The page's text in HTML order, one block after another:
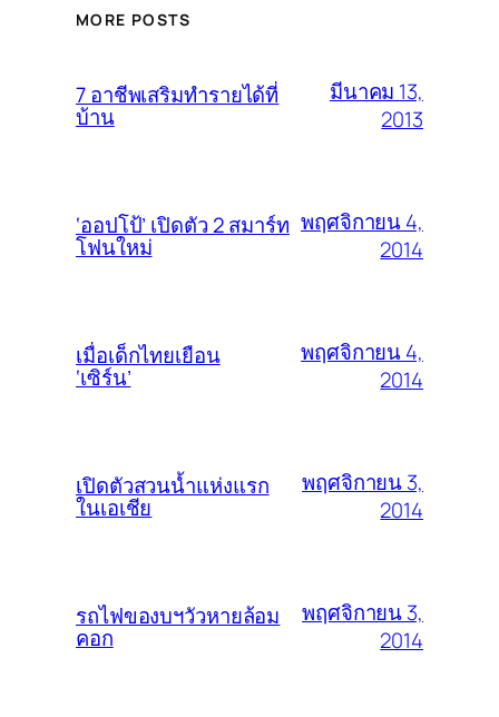
MORE POSTS
7 อาชีพเสริมทำรายได้ที่
บ้าน
มีนาคม 13,
2013
‘ออปโป้’ เปิดตัว 2 สมาร์ท
โฟนใหม่
พฤศจิกายน 4,
2014
เมื่อเด็กไทยเยือน
‘เซิร์น’
พฤศจิกายน 4,
2014
เปิดตัวสวนน้ำแห่งแรก
ในเอเชีย
พฤศจิกายน 3,
2014
รถไฟของบฯวัวหายล้อม
คอก
พฤศจิกายน 3,
2014